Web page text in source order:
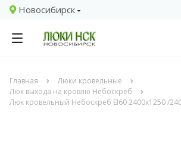
Новосибирск
Главная
Люки кровельные
Люк выхода на кровлю Небоскреб
Люк кровельный Небоскреб EI60 2400x1250 /